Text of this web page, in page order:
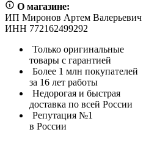
О магазине:
ИП Миронов Артем Валерьевич
ИНН 772162499292
Только оригинальные
товары с гарантией
Более 1 млн покупателей
за 16 лет работы
Недорогая и быстрая
доставка по всей России
Репутация №1
в России